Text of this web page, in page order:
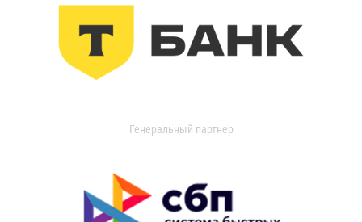
Генеральный партнер